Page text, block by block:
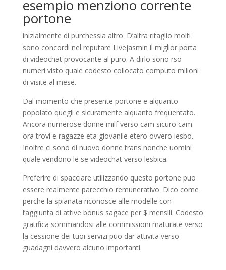
esempio menziono corrente
portone
inizialmente di purchessia altro. D’altra ritaglio molti
sono concordi nel reputare Livejasmin il miglior porta
di videochat provocante al puro. A dirlo sono rso
numeri visto quale codesto collocato computo milioni
di visite al mese.
Dal momento che presente portone e alquanto
popolato quegli e sicuramente alquanto frequentato.
Ancora numerose donne milf verso cam sicuro cam
ora trovi e ragazze eta giovanile etero ovvero lesbo.
Inoltre ci sono di nuovo donne trans nonche uomini
quale vendono le se videochat verso lesbica.
Preferire di spacciare utilizzando questo portone puo
essere realmente parecchio remunerativo. Dico come
perche la spianata riconosce alle modelle con
l’aggiunta di attive bonus sagace per $ mensili. Codesto
gratifica sommandosi alle commissioni maturate verso
la cessione dei tuoi servizi puo dar attivita verso
guadagni davvero alcuno importanti.